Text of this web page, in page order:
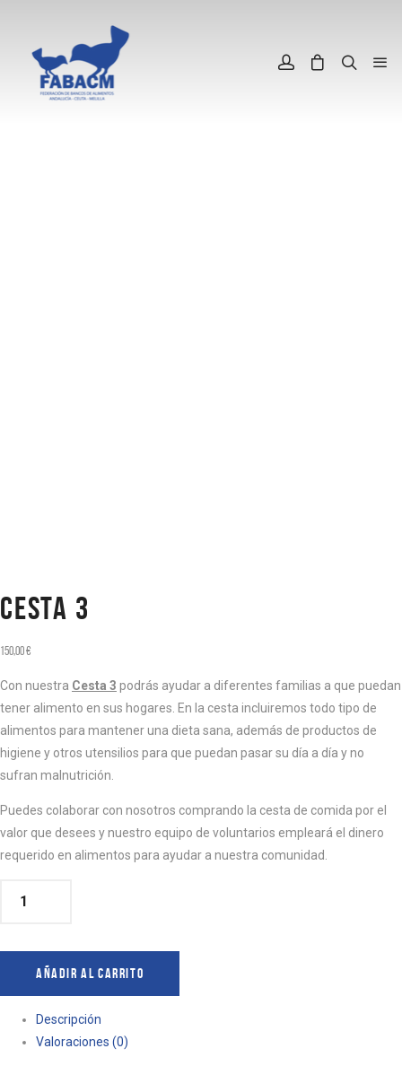
CESTA 3
150,00€
Con nuestra Cesta 3 podrás ayudar a diferentes familias a que puedan
tener alimento en sus hogares. En la cesta incluiremos todo tipo de
alimentos para mantener una dieta sana, además de productos de
higiene y otros utensilios para que puedan pasar su día a día y no
sufran malnutrición.
Puedes colaborar con nosotros comprando la cesta de comida por el
valor que desees y nuestro equipo de voluntarios empleará el dinero
requerido en alimentos para ayudar a nuestra comunidad.
CANTIDAD
AÑADIR AL CARRITO
Descripción
Valoraciones (0)